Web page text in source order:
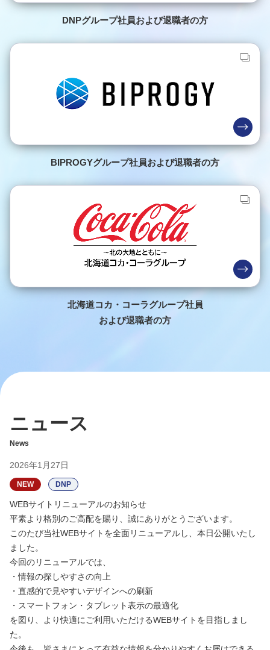
DNPグループ社員および退職者の方
BIPROGYグループ社員および退職者の方
北海道コカ・コーラグループ社員
および退職者の方
ニュース
News
2026年1月27日
NEW DNP
WEBサイトリニューアルのお知らせ
平素より格別のご高配を賜り、誠にありがとうございます。
このたび当社WEBサイトを全面リニューアルし、本日公開いたし
ました。
今回のリニューアルでは、
・情報の探しやすさの向上
・直感的で見やすいデザインへの刷新
・スマートフォン・タブレット表示の最適化
を図り、より快適にご利用いただけるWEBサイトを目指しまし
た。